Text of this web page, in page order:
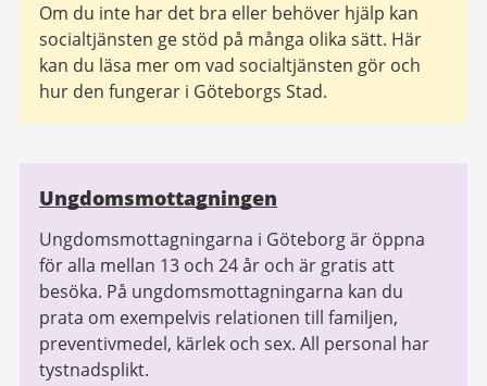
Om du inte har det bra eller behöver hjälp kan
socialtjänsten ge stöd på många olika sätt. Här
kan du läsa mer om vad socialtjänsten gör och
hur den fungerar i Göteborgs Stad.
Relaterad
information
Ungdomsmottagningen
Ungdomsmottagningarna i Göteborg är öppna
för alla mellan 13 och 24 år och är gratis att
besöka. På ungdomsmottagningarna kan du
prata om exempelvis relationen till familjen,
preventivmedel, kärlek och sex. All personal har
tystnadsplikt.